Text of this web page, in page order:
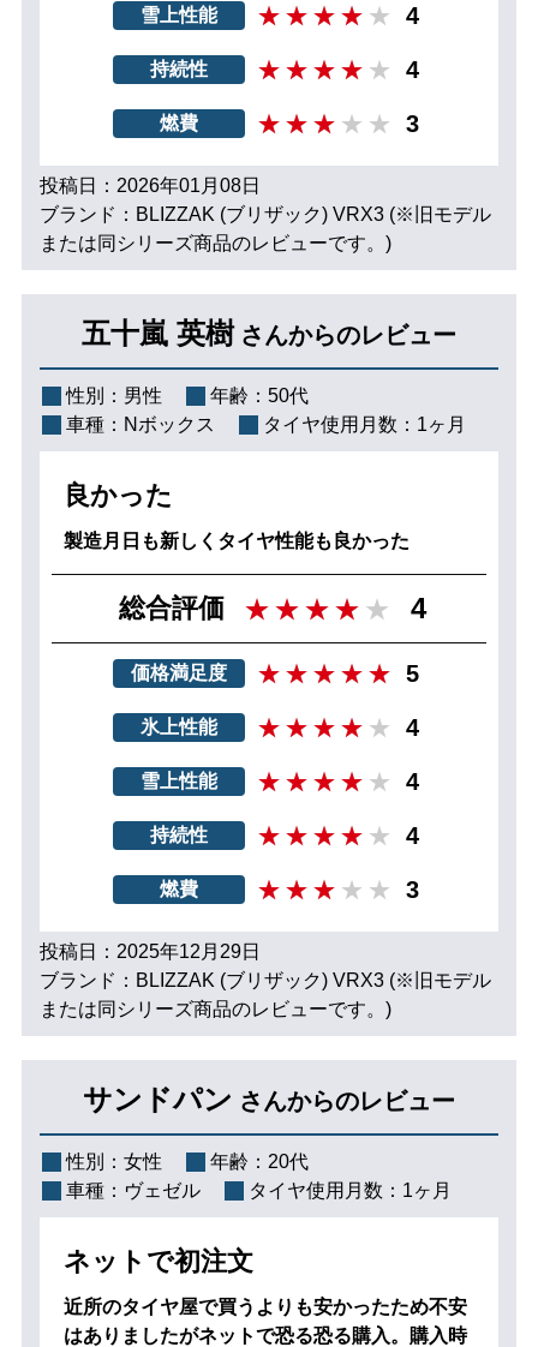
雪上性能 4
持続性 4
燃費 3
投稿日：2026年01月08日
ブランド：BLIZZAK (ブリザック) VRX3 (※旧モデル
または同シリーズ商品のレビューです。)
五十嵐 英樹 さんからのレビュー
性別： 男性 年齢： 50代
車種： Nボックス タイヤ使用月数： 1ヶ月
良かった
製造月日も新しくタイヤ性能も良かった
総合評価 4
価格満足度 5
氷上性能 4
雪上性能 4
持続性 4
燃費 3
投稿日：2025年12月29日
ブランド：BLIZZAK (ブリザック) VRX3 (※旧モデル
または同シリーズ商品のレビューです。)
サンドパン さんからのレビュー
性別： 女性 年齢： 20代
車種： ヴェゼル タイヤ使用月数： 1ヶ月
ネットで初注文
近所のタイヤ屋で買うよりも安かったため不安
はありましたがネットで恐る恐る購入。購入時